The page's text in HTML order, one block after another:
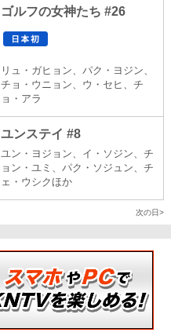
ゴルフの女神たち #26
リュ・ガヒョン、パク・ヨジン、
チョ・ウニョン、ウ・セヒ、チ
ョ・アラ
ユンステイ #8
ユン・ヨジョン、イ・ソジン、チ
ョン・ユミ、パク・ソジュン、チ
ェ・ウシクほか
次の日